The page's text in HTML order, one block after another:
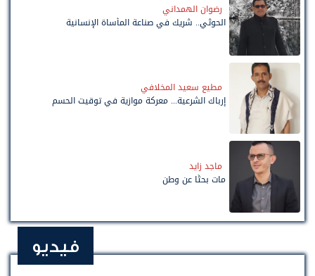
رضوان الهمداني
الحوثي.. شريك في صناعة المأساة الإنسانية
مطيع سعيد المخلافي
إرباك الشرعية... معركة موازية في توقيت الحسم
ماجد زايد
مات بحثًا عن وطن
فيديو